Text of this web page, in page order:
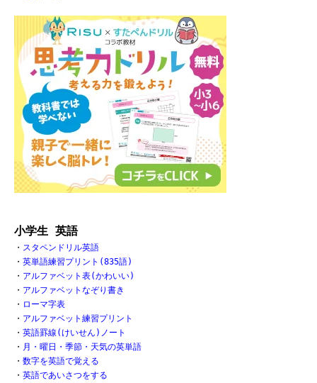
小学生 英語
・ スタペンドリル英語
・ 英単語練習プリント(835語)
・ アルファベット表(かわいい)
・ アルファベットなぞり書き
・ ローマ字表
・ アルファベット練習プリント
・ 英語罫線(けいせん)ノート
・ 月・曜日・季節・天気の英単語
・ 数字を英語で覚える
・ 英語であいさつをする